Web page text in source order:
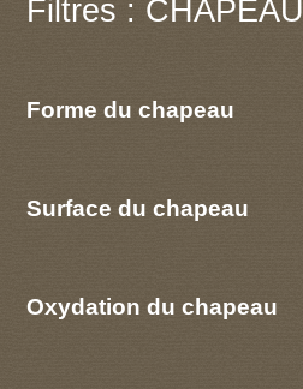
Filtres : CHAPEAU
Forme du chapeau
Surface du chapeau
Oxydation du chapeau